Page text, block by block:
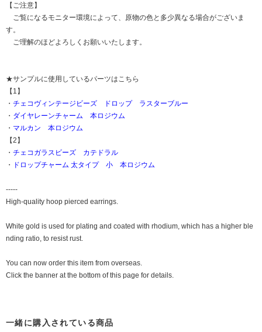
【ご注意】
ご覧になるモニター環境によって、原物の色と多少異なる場合がございま
す。
ご理解のほどよろしくお願いいたします。
★サンプルに使用しているパーツはこちら
【1】
・ チェコヴィンテージビーズ ドロップ ラスターブルー
・ ダイヤレーンチャーム 本ロジウム
・ マルカン 本ロジウム
【2】
・ チェコガラスビーズ カテドラル
・
ドロップチャーム 太タイプ 小 本ロジウム
-----
High-quality hoop pierced earrings.
White gold is used for plating and coated with rhodium, which has a higher ble
nding ratio, to resist rust.
You can now order this item from overseas.
Click the banner at the bottom of this page for details.
一緒に購入されている商品